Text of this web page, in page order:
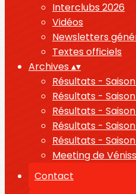
Interclubs 2026
Vidéos
Newsletters
Textes officiels
Archives▴▾
Résultats -
Résultats -
Résultats -
Résultats -
Résultats -
Meeting de
Contact